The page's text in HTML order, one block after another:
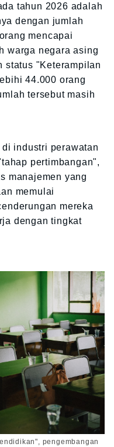
tahun 2026 adalah
dengan jumlah
mencapai
warga negara asing
status "Keterampilan
44.000 orang
tersebut masih
industri perawatan
pertimbangan",
manajemen yang
memulai
mereka
dengan tingkat
pengembangan